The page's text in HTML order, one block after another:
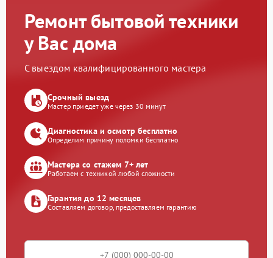
Ремонт бытовой техники
у Вас дома
С выездом квалифицированного мастера
Срочный выезд
Мастер приедет уже через 30 минут
Диагностика и осмотр бесплатно
Определим причину поломки бесплатно
Мастера со стажем 7+ лет
Работаем с техникой любой сложности
Гарантия до 12 месяцев
Составляем договор, предоставляем гарантию